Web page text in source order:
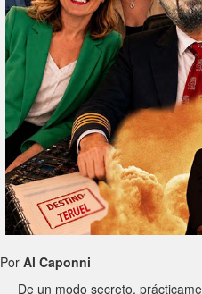
Por Al Caponni
De un modo secreto,